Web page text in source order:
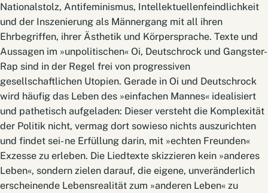
Nationalstolz, Antifeminismus, Intellektuellenfeindlichkeit
und der Inszenierung als Männergang mit all ihren
Ehrbegriffen, ihrer Ästhetik und Körpersprache. Texte und
Aussagen im »unpolitischen« Oi, Deutschrock und Gangster-
Rap sind in der Regel frei von progressiven
gesellschaftlichen Utopien. Gerade in Oi und Deutschrock
wird häufig das Leben des »einfachen Mannes« idealisiert
und pathetisch aufgeladen: Dieser versteht die Komplexität
der Politik nicht, vermag dort sowieso nichts auszurichten
und findet sei- ne Erfüllung darin, mit »echten Freunden«
Exzesse zu erleben. Die Liedtexte skizzieren kein »anderes
Leben«, sondern zielen darauf, die eigene, unveränderlich
erscheinende Lebensrealität zum »anderen Leben« zu